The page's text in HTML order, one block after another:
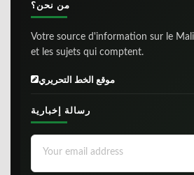
من نحن؟
Votre source d'information sur le
et les sujets qui comptent.
موقع الخط التحريري
رسالة إخبارية